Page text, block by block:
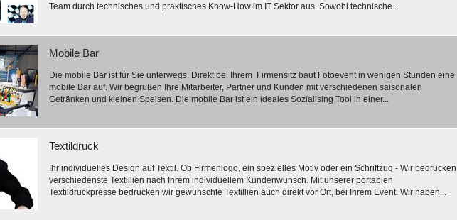
Team durch technisches und praktisches Know-How im IT Sektor aus. Sowohl technische...
Mobile Bar
Die mobile Bar ist für Sie unterwegs. Direkt bei Ihrem Firmensitz baut Fotoevent in wenigen Stunden eine
mobile Bar auf. Wir begrüßen Ihre Mitarbeiter, Partner und Kunden mit verschiedenen saisonalen
Getränken und kleinen Speisen. Die mobile Bar ist ein ideales Sozialising Tool in einer...
Textildruck
Ihr individuelles Design auf Textil. Ob Firmenlogo, ein spezielles Motiv oder ein Schriftzug - Wir bedrucken
verschiedenste Textillien nach Ihrem individuellem Kundenwunsch. Mit unserer portablen
Textildruckpresse bedrucken wir gewünschte Textillien auch direkt vor Ort, bei Ihrem Event. Wir haben...